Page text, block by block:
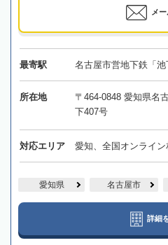
メ
最寄駅 名古屋市営地下鉄「
所在地
〒464-0848 愛知県名
下407号
対応エリア 愛知、全国オンライン
愛知県 名古屋市
詳細